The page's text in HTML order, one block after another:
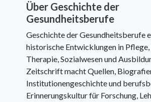
Über Geschichte der
Gesundheitsberufe
Geschichte der Gesundheitsberufe
historische Entwicklungen in
Therapie, Sozialwesen und
Zeitschrift macht Quellen,
Institutionengeschichte und
Erinnerungskultur für Forschung,